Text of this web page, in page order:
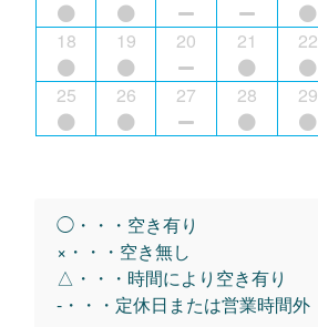
18 19 20 21 22
25 26 27 28 29
◯・・・空き有り
×・・・空き無し
△・・・時間により空き有り
-・・・定休日または営業時間外